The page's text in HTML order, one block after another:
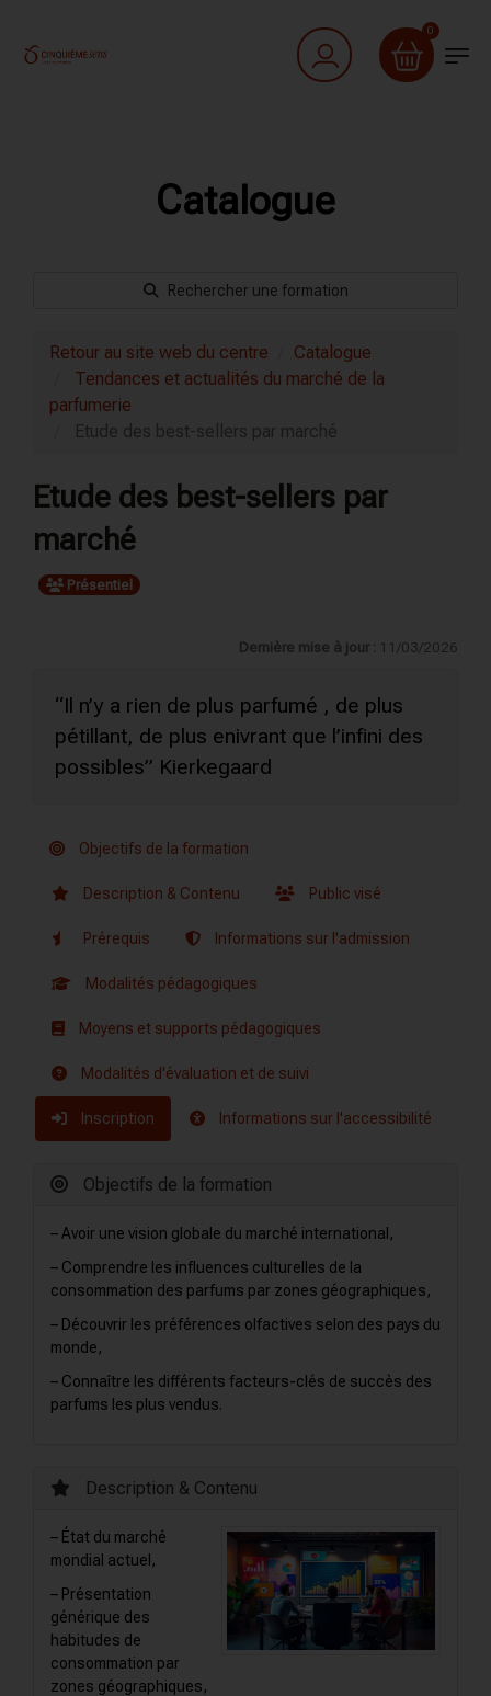
0
Catalogue
Rechercher une formation
Retour au site web du centre
Catalogue
Tendances et actualités du marché de la
parfumerie
Etude des best-sellers par marché
Etude des best-sellers par
marché
Présentiel
Dernière mise à jour : 11/03/2026
“Il n’y a rien de plus parfumé , de plus
pétillant, de plus enivrant que l’infini des
possibles” Kierkegaard
Objectifs de la formation
Description & Contenu Public visé
Prérequis Informations sur l'admission
Modalités pédagogiques
Moyens et supports pédagogiques
Modalités d'évaluation et de suivi
Inscription Informations sur l'accessibilité
Objectifs de la formation
– Avoir une vision globale du marché international,
– Comprendre les influences culturelles de la
consommation des parfums par zones géographiques,
– Découvrir les préférences olfactives selon des pays du
monde,
– Connaître les différents facteurs-clés de succès des
parfums les plus vendus.
Description & Contenu
– État du marché
mondial actuel,
– Présentation
générique des
habitudes de
consommation par
zones géographiques,